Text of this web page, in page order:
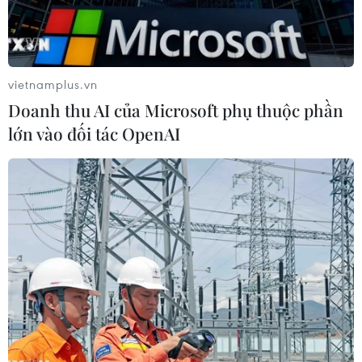
vụ.
Bảng giá dịch vụ khám chữa bệnh. (Ảnh: T.G/Vietnam+)
Thông tư 13/2023/TT- BYT Quy định khung giá
và phương pháp định giá dịch vụ khám bệnh,
vietnamplus.vn
Doanh thu AI của Microsoft phụ thuộc phần
lớn vào đối tác OpenAI